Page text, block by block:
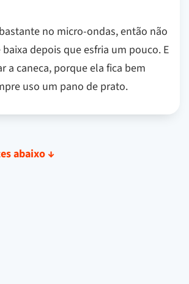
no micro-ondas, então não
baixa depois que esfria um pouco. E
a caneca, porque ela fica bem
uso um pano de prato.
abaixo ↓